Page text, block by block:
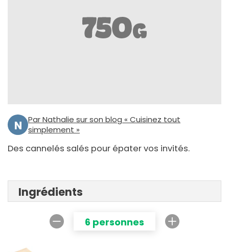
N
Par Nathalie sur son blog « Cuisinez tout
simplement »
Des cannelés salés pour épater vos invités.
Ingrédients
6 personnes